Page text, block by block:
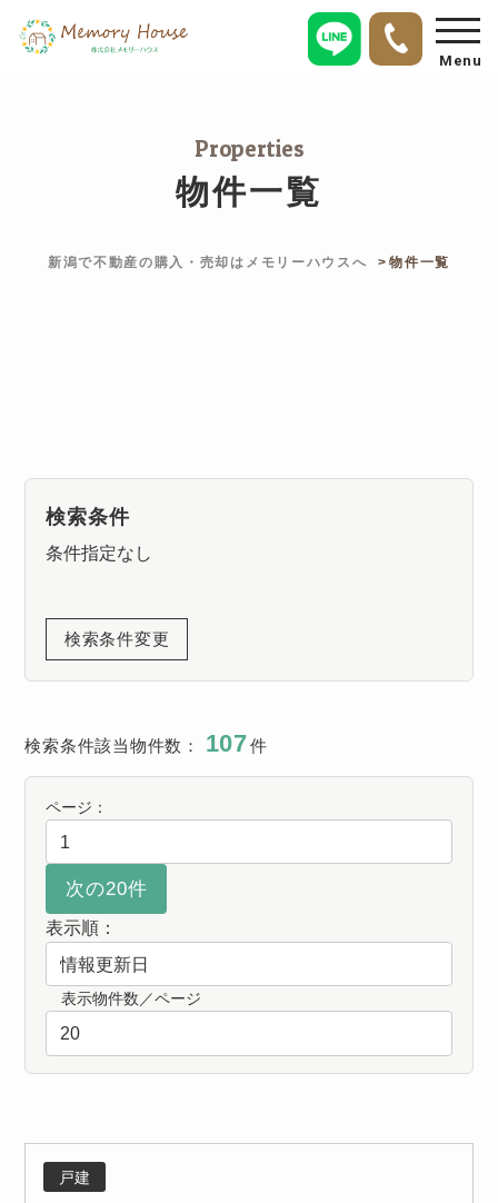
Menu
Properties
物件一覧
新潟で不動産の購入・売却はメモリーハウスへ 物件一覧
検索条件
条件指定なし
検索条件変更
検索条件該当物件数： 107件
ページ：
表示順：
表示物件数／ページ
戸建